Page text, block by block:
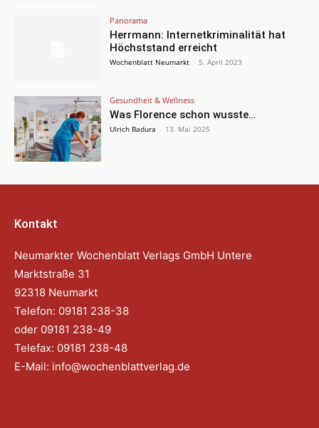
Panorama
Herrmann: Internetkriminalität hat
Höchststand erreicht
Wochenblatt Neumarkt - 5. April 2023
Gesundheit & Wellness
Was Florence schon wusste…
Ulrich Badura - 13. Mai 2025
Kontakt
Neumarkter Wochenblatt Verlags GmbH Untere
Marktstraße 31
92318 Neumarkt
Telefon: 09181 238-38
oder 09181 238-49
Telefax: 09181 238-48
E-Mail: info@wochenblattverlag.de